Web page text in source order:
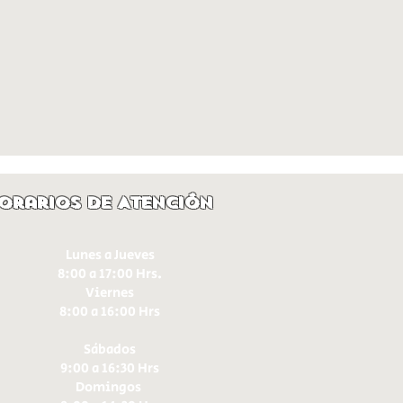
de Atención
Lunes a Jueves
8:00 a 17:00 Hrs.
Viernes
8:00 a 16:00 Hrs​
Sábados
9:00 a 16:30 Hrs
Domingos